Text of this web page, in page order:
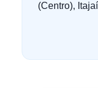
(Centro),